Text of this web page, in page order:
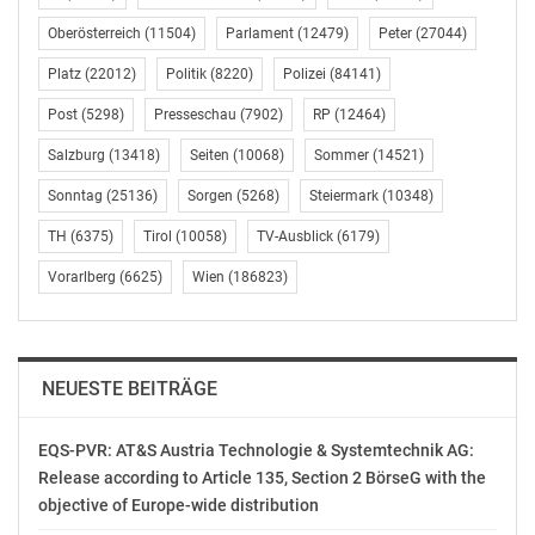
LGA Gerhard Dafert. „Das Haus hat für die NÖ LGA
einen besonderen Stellenwert: Es ist ein Haus mit
Geschichte. Ein Haus, in dem gelebt wird und in dem
sich die Menschen, die hier jeden einzelnen Tag leben
und arbeiten, wohlfühlen.“
Ein besonderer Höhepunkt der Feier war die Ehrung
jener Mitarbeiterinnen und Mitarbeiter, die seit der
Eröffnung im Jahr 1996 im PBZ Zwettl tätig sind. Zehn
Kolleginnen und Kollegen sind seit dem ersten Tag mit
heute ausdrücklich würdigen wollen. Drei Jahrzehnte
Tätigkeit an einem Ort sind Ausdruck von Loyalität,
so Vorstand Dafert.
Pflegedirektorin Silvia Neugschwandtner und
Oberösterreich (11504) Parlament (12479) Peter (27044)
Platz (22012) Politik (8220) Polizei (84141)
Post (5298) Presseschau (7902) RP (12464)
Salzburg (13418) Seiten (10068) Sommer (14521)
Sonntag (25136) Sorgen (5268) Steiermark (10348)
TH (6375) Tirol (10058) TV-Ausblick (6179)
Vorarlberg (6625) Wien (186823)
NEUESTE BEITRÄGE
EQS-PVR: AT&S Austria Technologie & Systemtechnik AG:
Release according to Article 135, Section 2 BörseG with the
objective of Europe-wide distribution